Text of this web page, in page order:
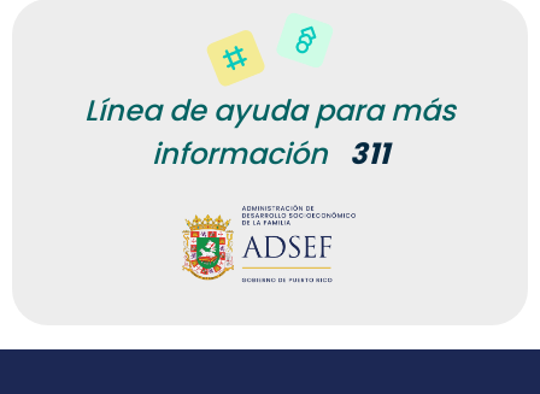
Línea de ayuda para más
información
311